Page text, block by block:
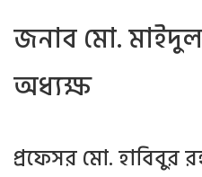
জনাব মো.
অধ্যক্ষ
প্রফেসর মো. হাবিবুর